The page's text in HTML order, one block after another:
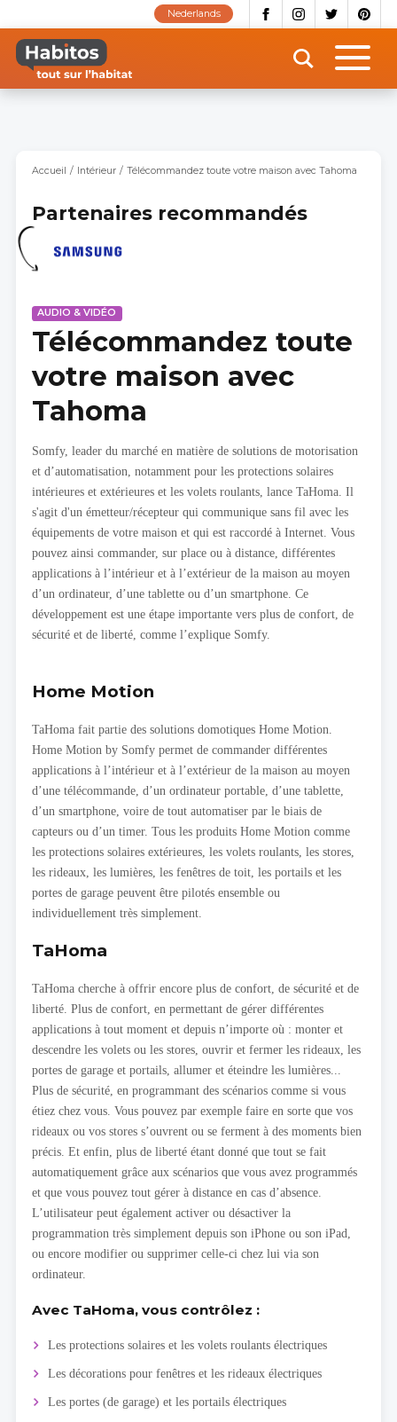
contenu
principal
Nederlands
Accueil Intérieur Télécommandez toute votre maison avec Tahoma
Partenaires recommandés
AUDIO & VIDÉO
Télécommandez toute
votre maison avec
Tahoma
Somfy, leader du marché en matière de solutions de motorisation
et d’automatisation, notamment pour les protections solaires
intérieures et extérieures et les volets roulants, lance TaHoma. Il
s'agit d'un émetteur/récepteur qui communique sans fil avec les
équipements de votre maison et qui est raccordé à Internet. Vous
pouvez ainsi commander, sur place ou à distance, différentes
applications à l’intérieur et à l’extérieur de la maison au moyen
d’un ordinateur, d’une tablette ou d’un smartphone. Ce
développement est une étape importante vers plus de confort, de
sécurité et de liberté, comme l’explique Somfy.
Home Motion
TaHoma fait partie des solutions domotiques Home Motion.
Home Motion by Somfy permet de commander différentes
applications à l’intérieur et à l’extérieur de la maison au moyen
d’une télécommande, d’un ordinateur portable, d’une tablette,
d’un smartphone, voire de tout automatiser par le biais de
capteurs ou d’un timer. Tous les produits Home Motion comme
les protections solaires extérieures, les volets roulants, les stores,
les rideaux, les lumières, les fenêtres de toit, les portails et les
portes de garage peuvent être pilotés ensemble ou
individuellement très simplement.
TaHoma
TaHoma cherche à offrir encore plus de confort, de sécurité et de
liberté. Plus de confort, en permettant de gérer différentes
applications à tout moment et depuis n’importe où : monter et
descendre les volets ou les stores, ouvrir et fermer les rideaux, les
portes de garage et portails, allumer et éteindre les lumières...
Plus de sécurité, en programmant des scénarios comme si vous
étiez chez vous. Vous pouvez par exemple faire en sorte que vos
rideaux ou vos stores s’ouvrent ou se ferment à des moments bien
précis. Et enfin, plus de liberté étant donné que tout se fait
automatiquement grâce aux scénarios que vous avez programmés
et que vous pouvez tout gérer à distance en cas d’absence.
L’utilisateur peut également activer ou désactiver la
programmation très simplement depuis son iPhone ou son iPad,
ou encore modifier ou supprimer celle-ci chez lui via son
ordinateur.
Avec TaHoma, vous contrôlez :
Les protections solaires et les volets roulants électriques
Les décorations pour fenêtres et les rideaux électriques
Les portes (de garage) et les portails électriques